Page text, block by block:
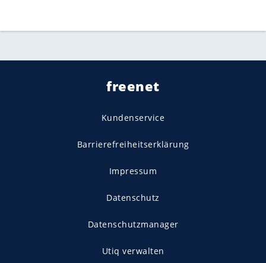
freenet
Kundenservice
Barrierefreiheitserklärung
Impressum
Datenschutz
Datenschutzmanager
Utiq verwalten